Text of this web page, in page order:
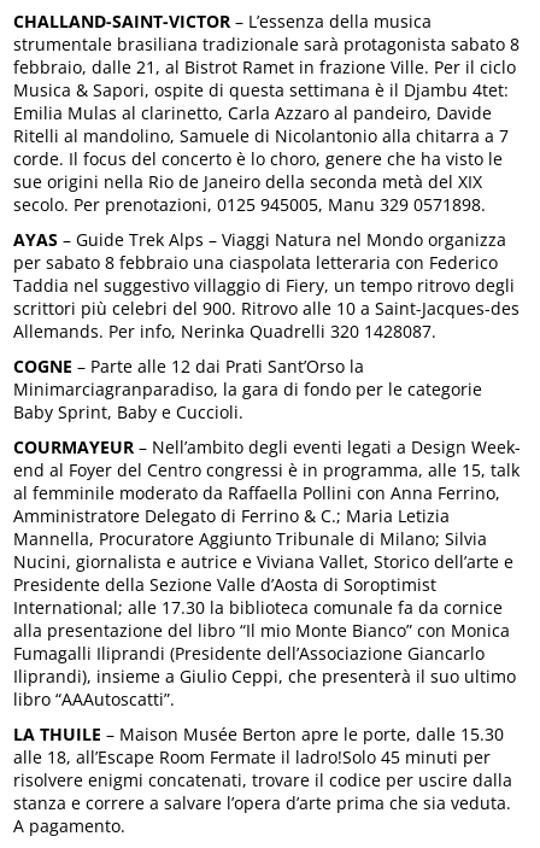
CHALLAND-SAINT-VICTOR – L’essenza della musica
strumentale brasiliana tradizionale sarà protagonista sabato 8
febbraio, dalle 21, al Bistrot Ramet in frazione Ville. Per il ciclo
Musica & Sapori, ospite di questa settimana è il Djambu 4tet:
Emilia Mulas al clarinetto, Carla Azzaro al pandeiro, Davide
Ritelli al mandolino, Samuele di Nicolantonio alla chitarra a 7
corde. Il focus del concerto è lo choro, genere che ha visto le
sue origini nella Rio de Janeiro della seconda metà del XIX
secolo. Per prenotazioni, 0125 945005, Manu 329 0571898.
AYAS – Guide Trek Alps – Viaggi Natura nel Mondo organizza
per sabato 8 febbraio una ciaspolata letteraria con Federico
Taddia nel suggestivo villaggio di Fiery, un tempo ritrovo degli
scrittori più celebri del 900. Ritrovo alle 10 a Saint-Jacques-des
Allemands. Per info, Nerinka Quadrelli 320 1428087.
COGNE – Parte alle 12 dai Prati Sant’Orso la
Minimarciagranparadiso, la gara di fondo per le categorie
Baby Sprint, Baby e Cuccioli.
COURMAYEUR – Nell’ambito degli eventi legati a Design Week-
end al Foyer del Centro congressi è in programma, alle 15, talk
al femminile moderato da Raffaella Pollini con Anna Ferrino,
Amministratore Delegato di Ferrino & C.; Maria Letizia
Mannella, Procuratore Aggiunto Tribunale di Milano; Silvia
Nucini, giornalista e autrice e Viviana Vallet, Storico dell’arte e
Presidente della Sezione Valle d’Aosta di Soroptimist
International; alle 17.30 la biblioteca comunale fa da cornice
alla presentazione del libro “Il mio Monte Bianco” con Monica
Fumagalli Iliprandi (Presidente dell’Associazione Giancarlo
Iliprandi), insieme a Giulio Ceppi, che presenterà il suo ultimo
libro “AAAutoscatti”.
LA THUILE – Maison Musée Berton apre le porte, dalle 15.30
alle 18, all’Escape Room Fermate il ladro!Solo 45 minuti per
risolvere enigmi concatenati, trovare il codice per uscire dalla
stanza e correre a salvare l’opera d’arte prima che sia veduta.
A pagamento.